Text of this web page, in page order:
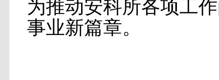
为推动安科所各项工
事业新篇章。